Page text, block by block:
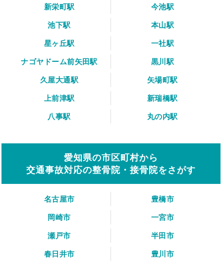
新栄町駅
今池駅
池下駅
本山駅
星ヶ丘駅
一社駅
ナゴヤドーム前矢田駅
黒川駅
久屋大通駅
矢場町駅
上前津駅
新瑞橋駅
八事駅
丸の内駅
愛知県の市区町村から
交通事故対応の整骨院・接骨院をさがす
名古屋市
豊橋市
岡崎市
一宮市
瀬戸市
半田市
春日井市
豊川市